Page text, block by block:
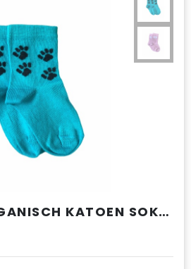
SO COMFY ORGANISCH KATOEN SOKKEN